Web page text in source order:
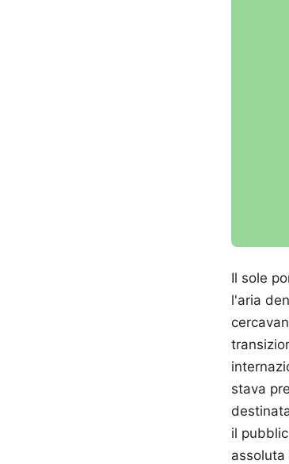
Il sole
l'aria
stava
il